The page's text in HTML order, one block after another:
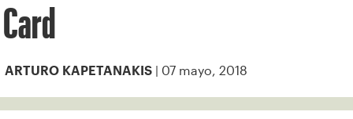
Card
ARTURO KAPETANAKIS | 07 mayo, 2018